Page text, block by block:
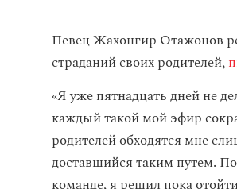
Певец Жахонгир Отажонов
страданий своих родителей,
«Я уже пятнадцать дней не
каждый такой мой эфир
родителей обходятся мне
доставшийся таким путем.